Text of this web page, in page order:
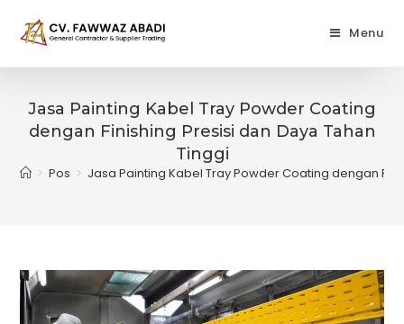
Menu
Jasa Painting Kabel Tray Powder Coating
dengan Finishing Presisi dan Daya Tahan
Tinggi
> Pos > Jasa Painting Kabel Tray Powder Coating dengan